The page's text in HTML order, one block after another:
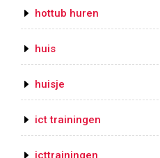
hottub huren
huis
huisje
ict trainingen